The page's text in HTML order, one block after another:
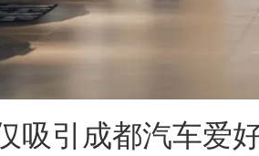
吸引成都汽车爱